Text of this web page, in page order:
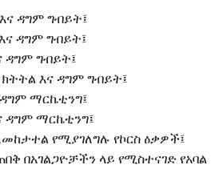
ዳግም ግብይት፤
ዳግም ግብይት፤
ዳግም ግብይት፤
ክትትል እና ዳግም ግብይት፤
ማርኬቲንግ፤
ዳግም ማርኬቲንግ፤
የሚያገለግሉ የኮርስ ዕቃዎች፤
በአገልጋዮቻችን ላይ የሚስተናገድ የአባል